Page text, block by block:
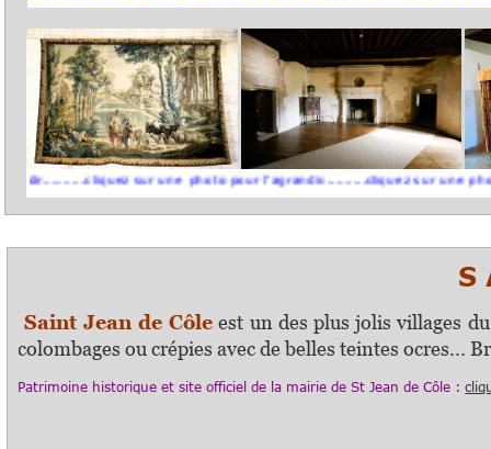
sur une photo pour l'agrandir..........cliquez sur une photo
S
Saint Jean de Côle est un des plus jolis villages
colombages ou crépies avec de belles teintes
Patrimoine historique et site officielde la mairie de St Jean de Côle :